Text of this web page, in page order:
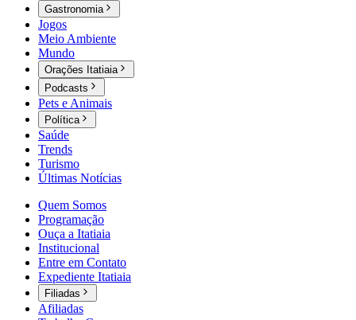
Gastronomia
Jogos
Meio Ambiente
Mundo
Orações Itatiaia
Podcasts
Pets e Animais
Política
Saúde
Trends
Turismo
Últimas Notícias
Quem Somos
Programação
Ouça a Itatiaia
Institucional
Entre em Contato
Expediente Itatiaia
Filiadas
Afiliadas